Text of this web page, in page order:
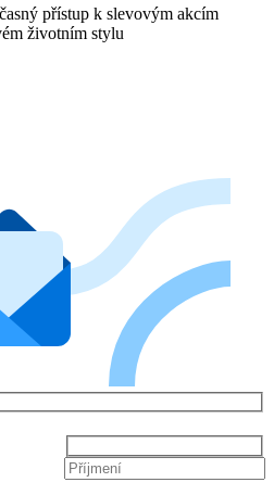
přístup k slevovým akcím
životním stylu